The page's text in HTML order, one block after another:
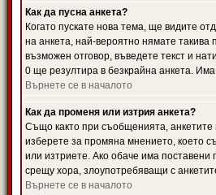
Как да пусна анкета?
Когато пускате нова тема, ще видите
на анкета, най-вероятно нямате такива
възможен отговор, въведете текст и
0 ще резултира в безкрайна анкета.
Върнете се в началото
Как да променя или изтрия анкета?
Също както при съобщенията, анкетите
изберете за промяна мнението, което
или изтриете. Ако обаче има поставени
срещу хора, злоупотребяващи с
Върнете се в началото